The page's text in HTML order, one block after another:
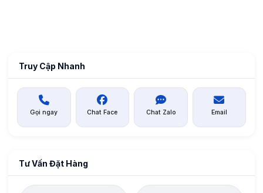
Truy Cập Nhanh
Gọi ngay Chat Face Chat Zalo Email
Tư Vấn Đặt Hàng